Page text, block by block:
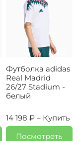
Футболка adidas
Real Madrid
26/27 Stadium -
белый
14 198 ₽ – Купить
Посмотреть